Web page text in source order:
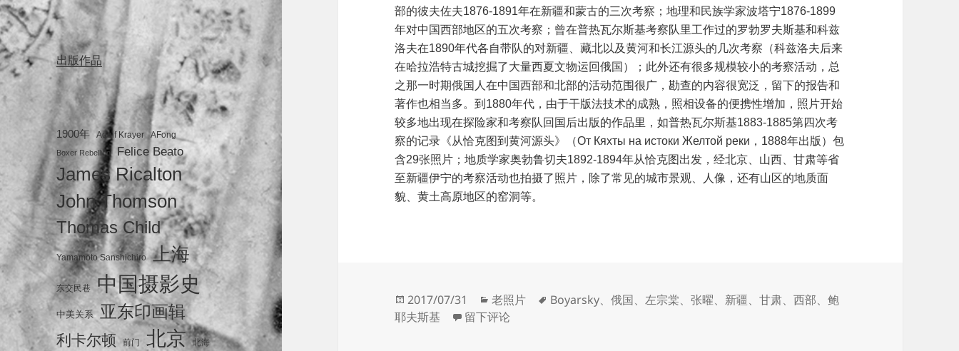
出版作品
1900年 Adolf Krayer AFong
Boxer Rebellion Felice Beato
James Ricalton
John Thomson
Thomas Child
Yamamoto Sanshichiro 上海
东交民巷 中国摄影史
中美关系 亚东印画辑
利卡尔顿 前门 北京 北海
部的彼夫佐夫1876-1891年在新疆和蒙古的三次考察；地理和民族学家波塔宁1876-1899
年对中国西部地区的五次考察；曾在普热瓦尔斯基考察队里工作过的罗勃罗夫斯基和科兹
洛夫在1890年代各自带队的对新疆、藏北以及黄河和长江源头的几次考察（科兹洛夫后来
在哈拉浩特古城挖掘了大量西夏文物运回俄国）；此外还有很多规模较小的考察活动，总
之那一时期俄国人在中国西部和北部的活动范围很广，勘查的内容很宽泛，留下的报告和
著作也相当多。到 1880年代，由于干版法技术的成熟，照相设备的便携性增加，照片开始
较多地出现在探险家和考察队回国后出版的作品里，如普热瓦尔斯基1883-1885第四次考
察的记录《从恰克图到黄河源头》（От Кяхты на истоки Желтой реки ， 1888年出版）包
含29张照片；地质学家奥勃鲁切夫1892-1894年从恰克图出发，经北京、山西、甘肃等省
至新疆伊宁的考察活动也拍摄了照片，除了常见的城市景观、人像，还有山区的地质面
貌、黄土高原地区的窑洞等。
发
布
2017/07/31
分
类
老照片
标
Boyarsky、俄国、左宗棠、张曜、 新疆、甘肃、西部、鲍
耶夫斯基
于清末西部影像记：初至西部（三）
留下评论